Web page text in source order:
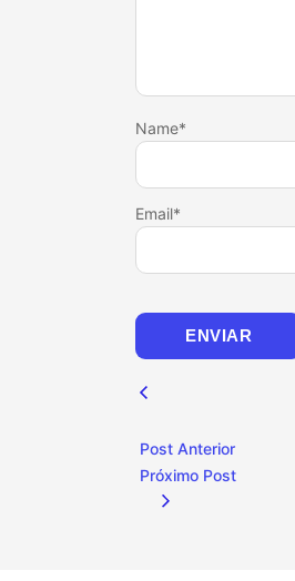
Name*
Email*
Post Anterior
Próximo Post